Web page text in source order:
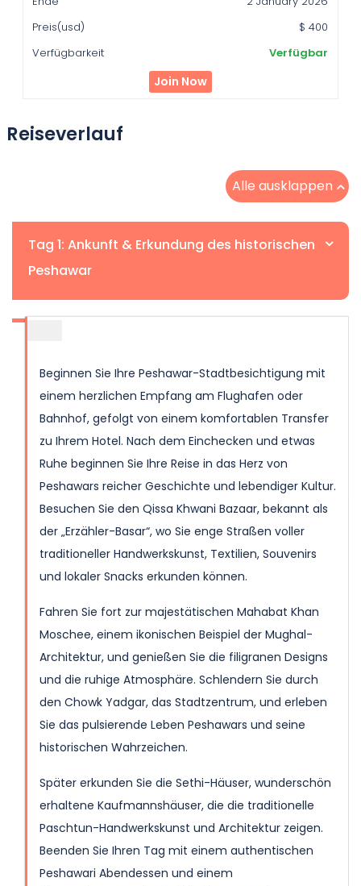
Verfügbarkeit
$ 400
Verfügbar
Join Now
Reiseverlauf
Alle ausklappen
Tag 1: Ankunft & Erkundung des historischen
Peshawar
Beginnen Sie Ihre Peshawar-Stadtbesichtigung mit
einem herzlichen Empfang am Flughafen oder
Bahnhof, gefolgt von einem komfortablen Transfer
zu Ihrem Hotel. Nach dem Einchecken und etwas
Ruhe beginnen Sie Ihre Reise in das Herz von
Peshawars reicher Geschichte und lebendiger Kultur.
Besuchen Sie den Qissa Khwani Bazaar, bekannt als
der „Erzähler-Basar“, wo Sie enge Straßen voller
traditioneller Handwerkskunst, Textilien, Souvenirs
und lokaler Snacks erkunden können.
Fahren Sie fort zur majestätischen Mahabat Khan
Moschee, einem ikonischen Beispiel der Mughal-
Architektur, und genießen Sie die filigranen Designs
und die ruhige Atmosphäre. Schlendern Sie durch
den Chowk Yadgar, das Stadtzentrum, und erleben
Sie das pulsierende Leben Peshawars und seine
historischen Wahrzeichen.
Später erkunden Sie die Sethi-Häuser, wunderschön
erhaltene Kaufmannshäuser, die die traditionelle
Paschtun-Handwerkskunst und Architektur zeigen.
Beenden Sie Ihren Tag mit einem authentischen
Peshawari Abendessen und einem